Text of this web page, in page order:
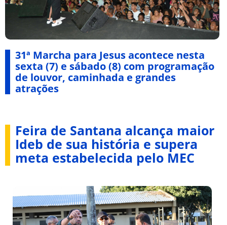
31ª Marcha para Jesus acontece nesta
sexta (7) e sábado (8) com programação
de louvor, caminhada e grandes
atrações
Feira de Santana alcança maior
Ideb de sua história e supera
meta estabelecida pelo MEC